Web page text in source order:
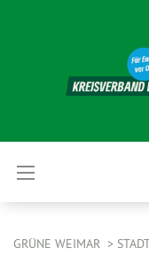
GRÜNE WEIMAR